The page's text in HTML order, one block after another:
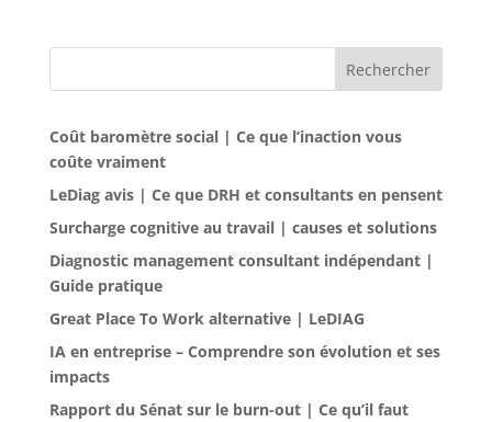
Rechercher
Coût baromètre social | Ce que l’inaction vous
coûte vraiment
LeDiag avis | Ce que DRH et consultants en pensent
Surcharge cognitive au travail | causes et solutions
Diagnostic management consultant indépendant |
Guide pratique
Great Place To Work alternative | LeDIAG
IA en entreprise – Comprendre son évolution et ses
impacts
Rapport du Sénat sur le burn-out | Ce qu’il faut